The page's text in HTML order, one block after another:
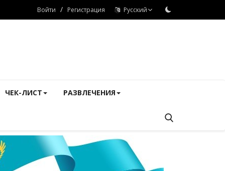
Войти / Регистрация Русский
ЧЕК-ЛИСТ РАЗВЛЕЧЕНИЯ